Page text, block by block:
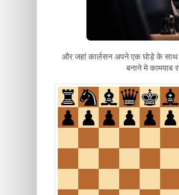
और जहां कार्लसन अपने एक घोड़े के साथ
बनाने मे कामयाब